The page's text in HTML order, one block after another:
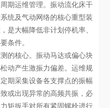
期运维管理。振动流化床干
统及气动网络的核心重型装
是大幅降低非计划停机率、
条件。
的核心。振动马达或偏心块
动产生激振力偏差。运维规
期采集设备各支撑点的振幅
或出现异常的高频共振，必
矩扳手对所有紧固螺栓进行